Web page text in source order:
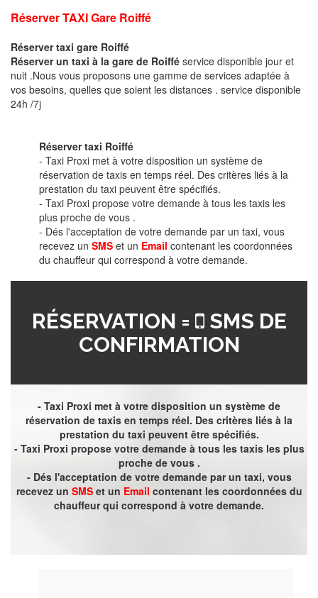
Réserver TAXI Gare Roiffé
Réserver taxi gare Roiffé
Réserver un taxi à la gare de Roiffé service disponible jour et
nuit .Nous vous proposons une gamme de services adaptée à
vos besoins, quelles que soient les distances . service disponible
24h /7j
Réserver taxi Roiffé
- Taxi Proxi met à votre disposition un système de
réservation de taxis en temps réel. Des critères liés à la
prestation du taxi peuvent être spécifiés.
- Taxi Proxi propose votre demande à tous les taxis les
plus proche de vous .
- Dés l'acceptation de votre demande par un taxi, vous
recevez un SMS et un Email contenant les coordonnées
du chauffeur qui correspond à votre demande.
RÉSERVATION =
SMS DE
CONFIRMATION
- Taxi Proxi met à votre disposition un système de
réservation de taxis en temps réel. Des critères liés à la
prestation du taxi peuvent être spécifiés.
- Taxi Proxi propose votre demande à tous les taxis les plus
proche de vous .
- Dés l'acceptation de votre demande par un taxi, vous
recevez un SMSet un Email contenant les coordonnées du
chauffeur qui correspond à votre demande.